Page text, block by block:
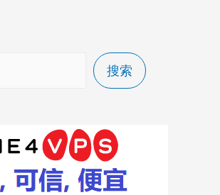
搜索